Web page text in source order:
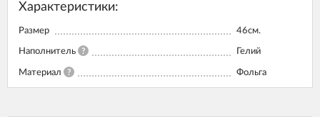
Характеристики:
Размер 46см.
Наполнитель ? Гелий
Материал ? Фольга